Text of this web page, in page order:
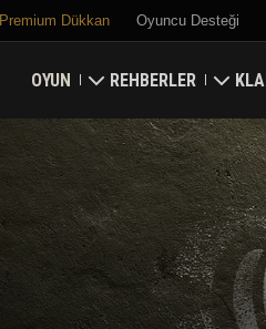
Premium Dükkan Oyuncu Desteği
OYUN
Hemen İndirin
Bonus Kodları Alın
Haberler
Reytingler
REHBERLER
Yeni Başlayanlar
Genel Rehber
Oyun Ekonomisi
Hesap Güvenliği
Kale